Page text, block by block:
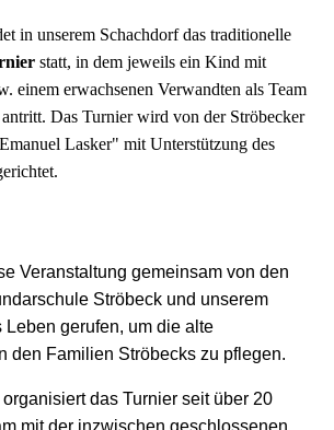
in unserem Schachdorf das traditionelle
statt, in dem jeweils ein Kind mit
einem erwachsenen Verwandten als Team
Das Turnier wird von der Ströbecker
Lasker" mit Unterstützung des
Veranstaltung gemeinsam von den
Ströbeck und unserem
Leben gerufen, um die alte
den Familien Ströbecks zu pflegen.
das Turnier seit über 20
mit der inzwischen geschlossenen